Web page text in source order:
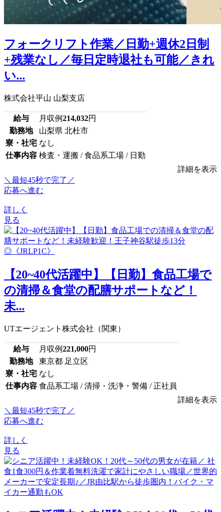
フォークリフト作業／日勤+週休2日制
+残業なし／毎日定時退社も可能／きれ
い...
株式会社平山 山梨支店
給与 月収例214,032円
勤務地
山梨県 北杜市
寮・社宅 なし
仕事内容 検査・運搬 / 食品系工場 / 日勤
詳細を表示
＼最短45秒で完了／
応募へ進む
詳しく
見る
【20~40代活躍中】【日勤】食品工場で
の清掃＆食堂の配膳サポートなど！
未...
UTエージェント株式会社（関東）
給与 月収例221,000円
勤務地
東京都 足立区
寮・社宅 なし
仕事内容 食品系工場 / 清掃・洗浄・警備 / 正社員
詳細を表示
＼最短45秒で完了／
応募へ進む
詳しく
見る